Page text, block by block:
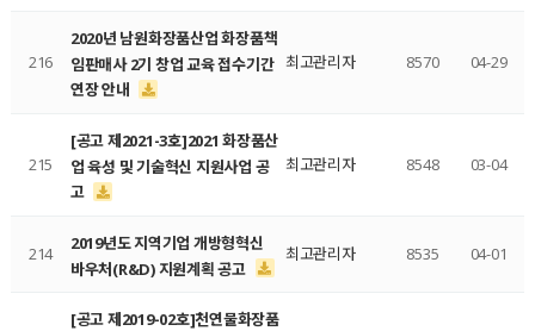
216
2020년 남원화장품산업 화장품책
임판매사 2기 창업 교육 접수기간
연장 안내
최고관리자 8570 04-29
215
[공고 제2021-3호]2021 화장품산
업 육성 및 기술혁신 지원사업 공
고
최고관리자 8548 03-04
214
2019년도 지역기업 개방형혁신
바우처(R&D) 지원계획 공고
최고관리자 8535 04-01
[공고 제2019-02호]천연물화장품